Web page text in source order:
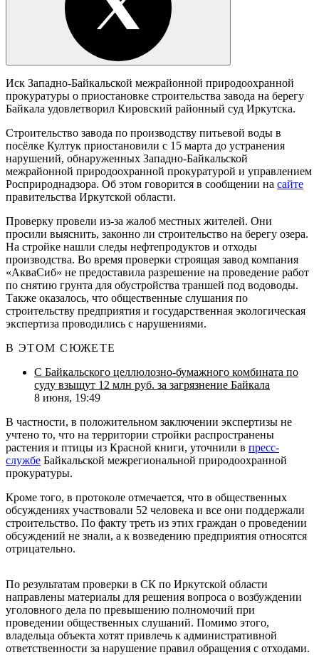
Иск Западно-Байкальской межрайонной природоохранной
прокуратуры о приостановке строительства завода на берегу
Байкала удовлетворил Кировский районный суд Иркутска.
Строительство завода по производству питьевой воды в
посёлке Култук приостановили с 15 марта до устранения
нарушений, обнаруженных Западно-Байкальской
межрайонной природоохранной прокуратурой и управлением
Росприроднадзора. Об этом говорится в сообщении на сайте
правительства Иркутской области.
Проверку провели из-за жалоб местных жителей. Они
просили выяснить, законно ли строительство на берегу озера.
На стройке нашли следы нефтепродуктов и отходы
производства. Во время проверки строящая завод компания
«АкваСиб» не предоставила разрешение на проведение работ
по снятию грунта для обустройства траншей под водоводы.
Также оказалось, что общественные слушания по
строительству предприятия и государственная экологическая
экспертиза проводились с нарушениями.
В ЭТОМ СЮЖЕТЕ
С Байкальского целлюлозно-бумажного комбината по
суду взыщут 12 млн руб. за загрязнение Байкала
8 июня, 19:49
В частности, в положительном заключении экспертизы не
учтено то, что на территории стройки распространены
растения и птицы из Красной книги, уточнили в пресс-
службе Байкальской межрегиональной природоохранной
прокуратуры.
Кроме того, в протоколе отмечается, что в общественных
обсуждениях участвовали 52 человека и все они поддержали
строительство. По факту треть из этих граждан о проведении
обсуждений не знали, а к возведению предприятия относятся
отрицательно.
По результатам проверки в СК по Иркутской области
направлены материалы для решения вопроса о возбуждении
уголовного дела по превышению полномочий при
проведении общественных слушаний. Помимо этого,
владельца объекта хотят привлечь к административной
ответственности за нарушение правил обращения с отходами.